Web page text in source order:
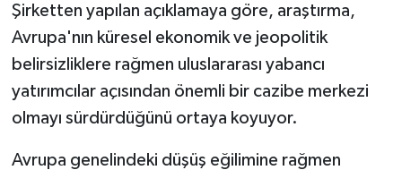
Şirketten yapılan açıklamaya göre, araştırma,
Avrupa'nın küresel ekonomik ve jeopolitik
belirsizliklere rağmen uluslararası yabancı
yatırımcılar açısından önemli bir cazibe merkezi
olmayı sürdürdüğünü ortaya koyuyor.
Avrupa genelindeki düşüş eğilimine rağmen